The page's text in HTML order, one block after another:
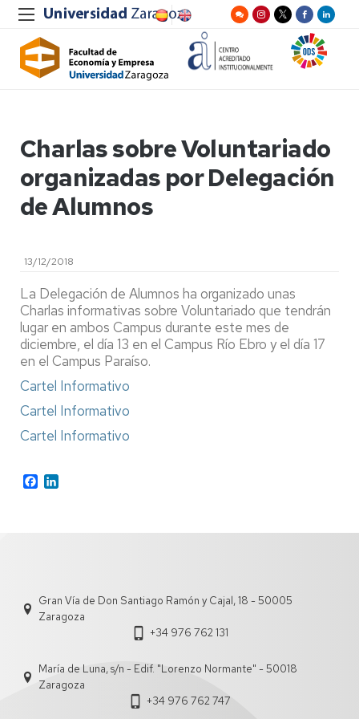
Charlas sobre Voluntariado
organizadas por Delegación
de Alumnos
13/12/2018
La Delegación de Alumnos ha organizado unas
Charlas informativas sobre Voluntariado que tendrán
lugar en ambos Campus durante este mes de
diciembre, el día 13 en el Campus Río Ebro y el día 17
en el Campus Paraíso.
Cartel Informativo
Cartel Informativo
Cartel Informativo
Facebook
Gran Vía de Don Santiago Ramón y Cajal, 18 - 50005
Zaragoza
+34 976 762 131
María de Luna, s/n - Edif. "Lorenzo Normante" - 50018
Zaragoza
+34 976 762 747